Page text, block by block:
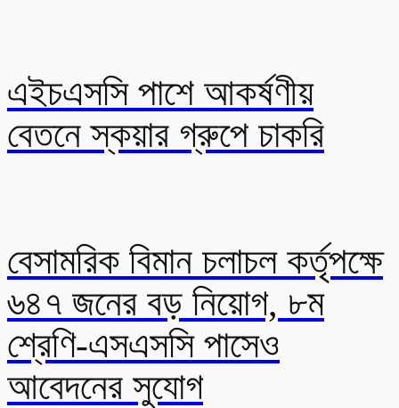
এইচএসসি পাশে আকর্ষণীয়
বেতনে স্কয়ার গ্রুপে চাকরি
বেসামরিক বিমান চলাচল কর্তৃপক্ষে
৬৪৭ জনের বড় নিয়োগ, ৮ম
শ্রেণি-এসএসসি পাসেও
আবেদনের সুযোগ